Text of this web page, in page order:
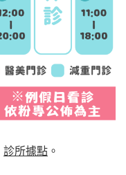
診所據點 。